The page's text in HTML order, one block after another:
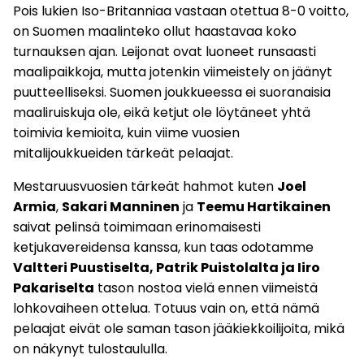
Pois lukien Iso-Britanniaa vastaan otettua 8-0 voitto,
on Suomen maalinteko ollut haastavaa koko
turnauksen ajan. Leijonat ovat luoneet runsaasti
maalipaikkoja, mutta jotenkin viimeistely on jäänyt
puutteelliseksi. Suomen joukkueessa ei suoranaisia
maaliruiskuja ole, eikä ketjut ole löytäneet yhtä
toimivia kemioita, kuin viime vuosien
mitalijoukkueiden tärkeät pelaajat.
Mestaruusvuosien tärkeät hahmot kuten Joel
Armia, Sakari Manninen ja Teemu Hartikainen
saivat pelinsä toimimaan erinomaisesti
ketjukavereidensa kanssa, kun taas odotamme
Valtteri Puustiselta, Patrik Puistolalta ja Iiro
Pakariselta tason nostoa vielä ennen viimeistä
lohkovaiheen ottelua. Totuus vain on, että nämä
pelaajat eivät ole saman tason jääkiekkoilijoita, mikä
on näkynyt tulostaululla.